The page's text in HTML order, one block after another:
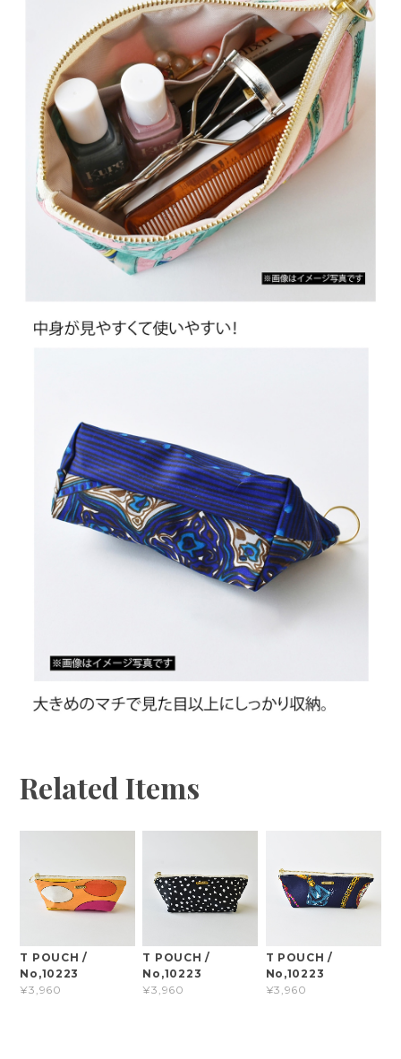
Related Items
T POUCH /
No,10223
¥3,960
T POUCH /
No,10223
¥3,960
T POUCH /
No,10223
¥3,960